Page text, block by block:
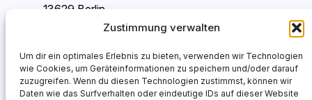
Zustimmung verwalten
Um dir ein optimales Erlebnis zu bieten, verwenden wir Technologien
wie Cookies, um Geräteinformationen zu speichern und/oder darauf
zuzugreifen. Wenn du diesen Technologien zustimmst, können wir
Daten wie das Surfverhalten oder eindeutige IDs auf dieser Website
13629 Berlin
Deutschland
info@delta-ec.de
www.delta-ec.de